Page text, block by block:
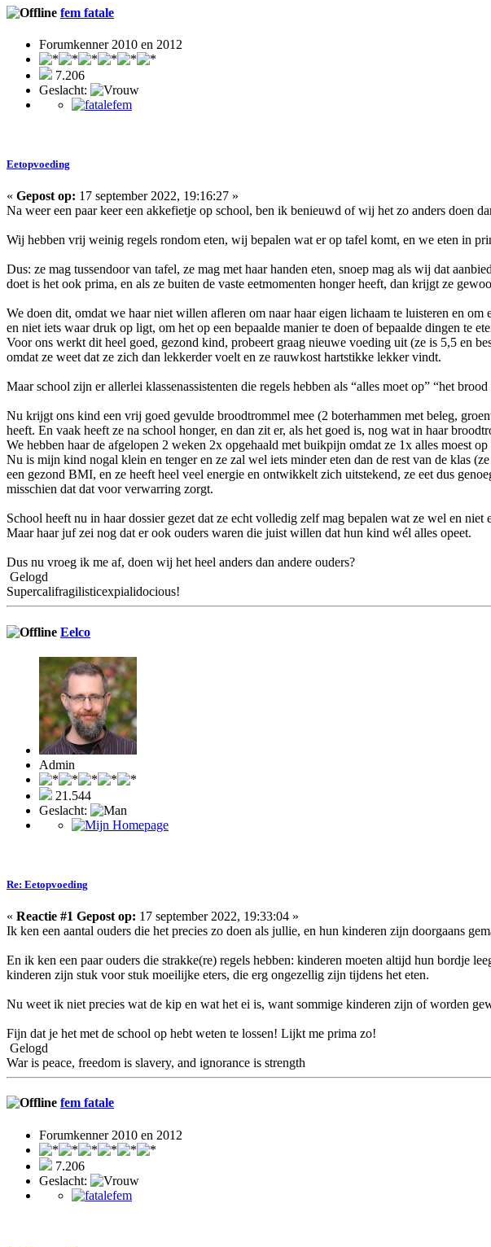
fem fatale
Forumkenner 2010 en 2012
7.206
Geslacht:
Eetopvoeding
« Gepost op: 17 september 2022, 19:16:27 »
Na weer een paar keer een akkefietje op school, ben ik benieuwd of wij het zo anders doen
Wij hebben vrij weinig regels rondom eten, wij bepalen wat er op tafel komt, en we eten in
Dus: ze mag tussendoor van tafel, ze mag met haar handen eten, snoep mag als wij dat
doet is het ook prima, en als ze buiten de vaste eetmomenten honger heeft, dan krijgt ze
We doen dit, omdat we haar niet willen afleren om naar haar eigen lichaam te luisteren en
en niet iets waar druk op ligt, om het op een bepaalde manier te doen of bepaalde dingen te
Voor ons werkt dit heel goed, gezond kind, probeert graag nieuwe voeding uit (ze is 5,5 en
omdat ze weet dat ze zich dan lekkerder voelt en ze rauwkost hartstikke lekker vindt.
Maar school zijn er allerlei klassenassistenten die regels hebben als “alles moet op” “het
Nu krijgt ons kind een vrij goed gevulde broodtrommel mee (2 boterhammen met beleg,
heeft. En vaak heeft ze na school honger, en dan zit er, als het goed is, nog wat in haar
We hebben haar de afgelopen 2 weken 2x opgehaald met buikpijn omdat ze 1x alles moest
Nu is mijn kind nogal klein en tenger en ze zal wel iets minder eten dan de rest van de klas
een gezond BMI, en ze heeft heel veel energie en ontwikkelt zich uitstekend, ze eet dus
misschien dat dat voor verwarring zorgt.
School heeft nu in haar dossier gezet dat ze echt volledig zelf mag bepalen wat ze wel en niet
Maar haar juf zei nog dat er ook ouders waren die juist willen dat hun kind wél alles opeet.
Dus nu vroeg ik me af, doen wij het heel anders dan andere ouders?
Gelogd
Supercalifragilisticexpialidocious!
Eelco
Admin
21.544
Geslacht:
Re: Eetopvoeding
« Reactie #1 Gepost op: 17 september 2022, 19:33:04 »
Ik ken een aantal ouders die het precies zo doen als jullie, en hun kinderen zijn doorgaans
En ik ken een paar ouders die strakke(re) regels hebben: kinderen moeten altijd hun bordje
kinderen zijn stuk voor stuk moeilijke eters, die erg ongezellig zijn tijdens het eten.
Nu weet ik niet precies wat de kip en wat het ei is, want sommige kinderen zijn of worden
Fijn dat je het met de school op hebt weten te lossen! Lijkt me prima zo!
Gelogd
War is peace, freedom is slavery, and ignorance is strength
fem fatale
Forumkenner 2010 en 2012
7.206
Geslacht: